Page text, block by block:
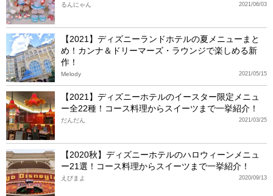
2021/06/03
るんにゃん
【2021】ディズニーランドホテルの夏メニューまと
め！カンナ＆ドリーマーズ・ラウンジで楽しめる新
作！
2021/05/15
Melody
【2021】ディズニーホテルのイースター限定メニュ
ー全22種！コース料理からスイーツまで一挙紹介！
2021/03/25
だんだん
【2020秋】ディズニーホテルのハロウィーンメニュ
ー21選！コース料理からスイーツまで一挙紹介！
2020/09/13
えびまよ